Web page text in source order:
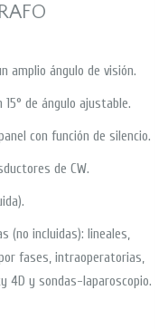
amplio ángulo de visión.
de ángulo ajustable.
con función de silencio.
de CW.
(no incluidas): lineales,
fases, intraoperatorias,
4D y sondas-laparoscopio.